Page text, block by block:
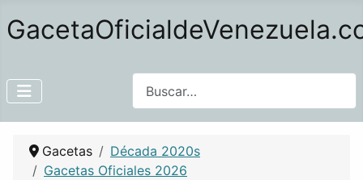
Gacetas
Década 2020s
Gacetas Oficiales 2026